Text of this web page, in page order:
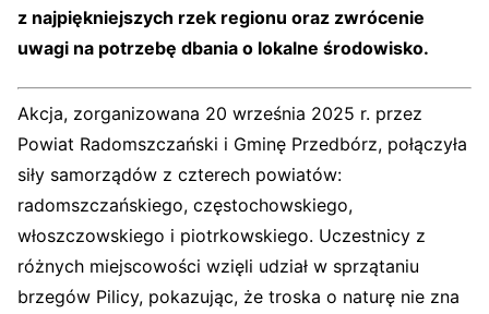
z najpiękniejszych rzek regionu oraz zwrócenie
uwagi na potrzebę dbania o lokalne środowisko.
Akcja, zorganizowana 20 września 2025 r. przez
Powiat Radomszczański i Gminę Przedbórz, połączyła
siły samorządów z czterech powiatów:
radomszczańskiego, częstochowskiego,
włoszczowskiego i piotrkowskiego. Uczestnicy z
różnych miejscowości wzięli udział w sprzątaniu
brzegów Pilicy, pokazując, że troska o naturę nie zna